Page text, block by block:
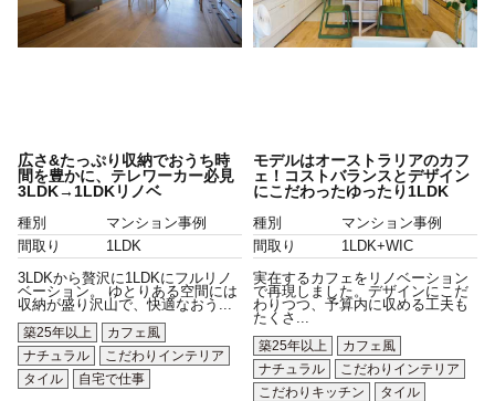
広さ&たっぷり収納でおうち時
間を豊かに、テレワーカー必見
3LDK→1LDKリノベ
種別
マンション事例
間取り
1LDK
3LDKから贅沢に1LDKにフルリノ
ベーション。 ゆとりある空間には
収納が盛り沢山で、快適なおう...
築25年以上
カフェ風
ナチュラル
こだわりインテリア
タイル
自宅で仕事
モデルはオーストラリアのカフ
ェ！コストバランスとデザイン
にこだわったゆったり1LDK
種別
マンション事例
間取り
1LDK+WIC
実在するカフェをリノベーション
で再現しました。デザインにこだ
わりつつ、予算内に収める工夫も
たくさ...
築25年以上
カフェ風
ナチュラル
こだわりインテリア
こだわりキッチン
タイル